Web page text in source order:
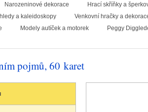
Narozeninové dekorace Hrací skříňky a
a kaleidoskopy Venkovní hračky a
Modely autíček a motorek Peggy
pojmů, 60 karet